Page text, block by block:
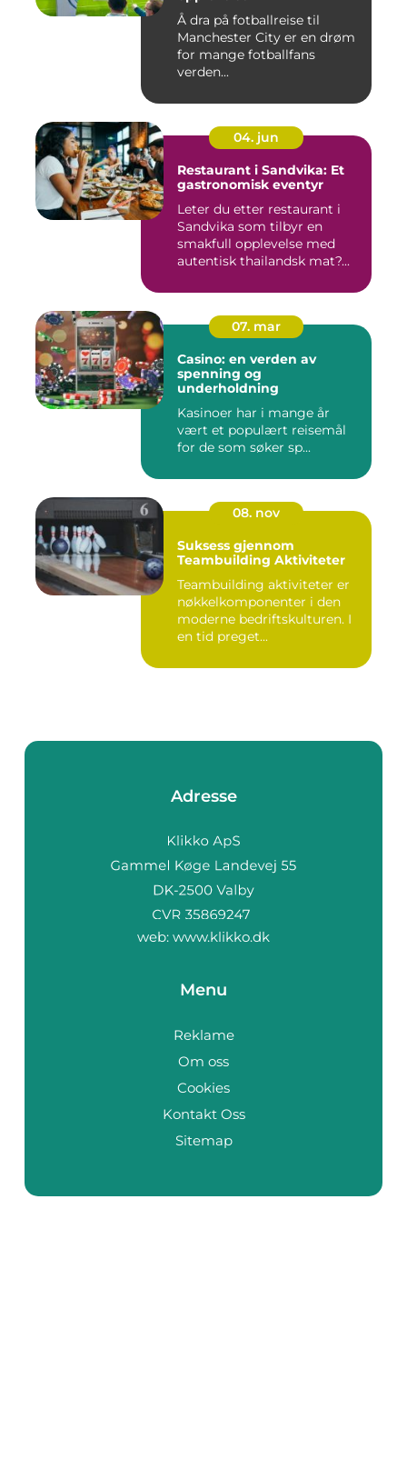
Å dra på fotballreise til
Manchester City er en drøm
for mange fotballfans
verden...
04. jun
Restaurant i Sandvika: Et
gastronomisk eventyr
Leter du etter restaurant i
Sandvika som tilbyr en
smakfull opplevelse med
autentisk thailandsk mat?...
07. mar
Casino: en verden av
spenning og
underholdning
Kasinoer har i mange år
vært et populært reisemål
for de som søker sp...
08. nov
Suksess gjennom
Teambuilding Aktiviteter
Teambuilding aktiviteter er
nøkkelkomponenter i den
moderne bedriftskulturen. I
en tid preget...
Adresse
web: www.klikko.dk
Menu
Reklame
Om oss
Cookies
Kontakt Oss
Sitemap